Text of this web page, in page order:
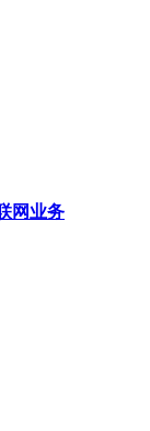
网业务